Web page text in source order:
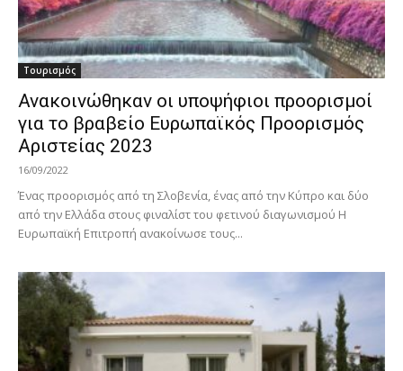
Τουρισμός
Ανακοινώθηκαν οι υποψήφιοι προορισμοί
για το βραβείο Ευρωπαϊκός Προορισμός
Αριστείας 2023
16/09/2022
Ένας προορισμός από τη Σλοβενία, ένας από την Κύπρο και δύο
από την Ελλάδα στους φιναλίστ του φετινού διαγωνισμού Η
Ευρωπαϊκή Επιτροπή ανακοίνωσε τους...